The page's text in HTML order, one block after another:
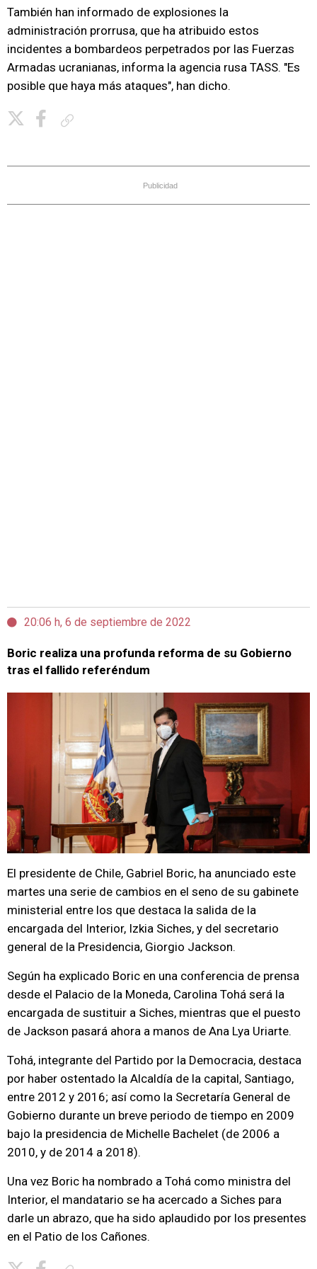
También han informado de explosiones la
administración prorrusa, que ha atribuido estos
incidentes a bombardeos perpetrados por las Fuerzas
Armadas ucranianas, informa la agencia rusa TASS. "Es
posible que haya más ataques", han dicho.
Publicidad
20:06 h, 6 de septiembre de 2022
Boric realiza una profunda reforma de su Gobierno
tras el fallido referéndum
El presidente de Chile, Gabriel Boric, ha anunciado este
martes una serie de cambios en el seno de su gabinete
ministerial entre los que destaca la salida de la
encargada del Interior, Izkia Siches, y del secretario
general de la Presidencia, Giorgio Jackson.
Según ha explicado Boric en una conferencia de prensa
desde el Palacio de la Moneda, Carolina Tohá será la
encargada de sustituir a Siches, mientras que el puesto
de Jackson pasará ahora a manos de Ana Lya Uriarte.
Tohá, integrante del Partido por la Democracia, destaca
por haber ostentado la Alcaldía de la capital, Santiago,
entre 2012 y 2016; así como la Secretaría General de
Gobierno durante un breve periodo de tiempo en 2009
bajo la presidencia de Michelle Bachelet (de 2006 a
2010, y de 2014 a 2018).
Una vez Boric ha nombrado a Tohá como ministra del
Interior, el mandatario se ha acercado a Siches para
darle un abrazo, que ha sido aplaudido por los presentes
en el Patio de los Cañones.